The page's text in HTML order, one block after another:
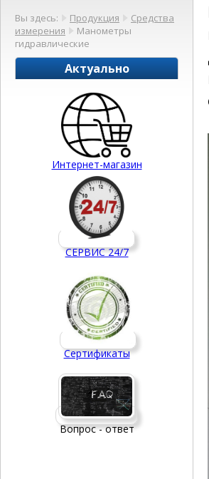
Вы здесь: Продукция
Средства
измерения
Манометры
гидравлические
Актуально
Интернет-магазин
СЕРВИС 24/7
Сертификаты
Вопрос - ответ